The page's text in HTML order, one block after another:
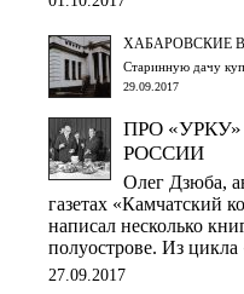
ХАБАРОВСКИЕ
Старинную дачу
29.09.2017
ПРО
РОССИИ
Олег Дзюба,
газетах «Камчатский
написал несколько
полуострове. Из
27.09.2017